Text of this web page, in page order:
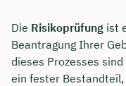
Die Risikoprüfung ist
Beantragung Ihrer
dieses Prozesses sind
ein fester